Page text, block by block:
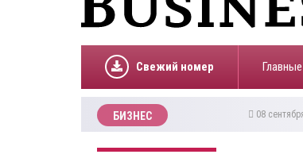
Свежий номер
БИЗНЕС 08